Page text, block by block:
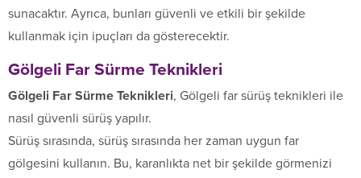
sunacaktır. Ayrıca, bunları güvenli ve etkili bir şekilde
kullanmak için ipuçları da gösterecektir.
Gölgeli Far Sürme Teknikleri
Gölgeli Far Sürme Teknikleri, Gölgeli far sürüş teknikleri ile
nasıl güvenli sürüş yapılır.
Sürüş sırasında, sürüş sırasında her zaman uygun far
gölgesini kullanın. Bu, karanlıkta net bir şekilde görmenizi